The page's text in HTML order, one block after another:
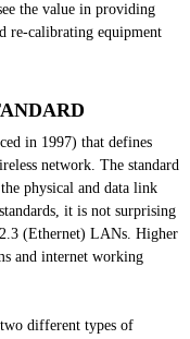
the value in providing
re-calibrating equipment
in 1997) that defines
network. The standard
physical and data link
it is not surprising
(Ethernet) LANs. Higher
and internet working
different types of